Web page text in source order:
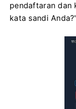
pendaftaran dan
kata sandi